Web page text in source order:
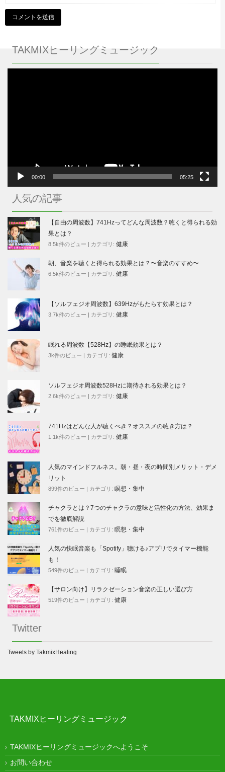
TAKMIXヒーリングミュージック
00:00 05:25
人気の記事
【自由の周波数】741Hzってどんな周波数？聴くと得られる効
果とは？
8.5k件のビュー | カテゴリ: 健康
朝、音楽を聴くと得られる効果とは？〜音楽のすすめ〜
6.5k件のビュー | カテゴリ: 健康
【ソルフェジオ周波数】639Hzがもたらす効果とは？
3.7k件のビュー | カテゴリ: 健康
眠れる周波数【528Hz】の睡眠効果とは？
3k件のビュー | カテゴリ: 健康
ソルフェジオ周波数528Hzに期待される効果とは？
2.6k件のビュー | カテゴリ: 健康
741Hzはどんな人が聴くべき？オススメの聴き方は？
1.1k件のビュー | カテゴリ: 健康
人気のマインドフルネス。朝・昼・夜の時間別メリット・デメ
リット
899件のビュー | カテゴリ: 瞑想・集中
チャクラとは？7つのチャクラの意味と活性化の方法、効果ま
でを徹底解説
761件のビュー | カテゴリ: 瞑想・集中
人気の快眠音楽も「Spotify」聴ける♪アプリでタイマー機能
も！
549件のビュー | カテゴリ: 睡眠
【サロン向け】リラクゼーション音楽の正しい選び方
519件のビュー | カテゴリ: 健康
Twitter
Tweets by TakmixHealing
TAKMIXヒーリングミュージック
TAKMIXヒーリングミュージックへようこそ
お問い合わせ